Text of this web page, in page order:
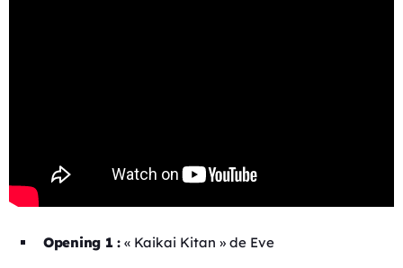
Opening 1 :« Kaikai Kitan » de Eve